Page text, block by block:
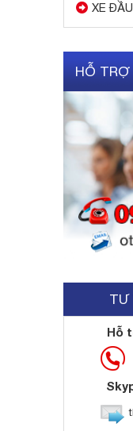
XE
HỖ
TƯ
Hỗ